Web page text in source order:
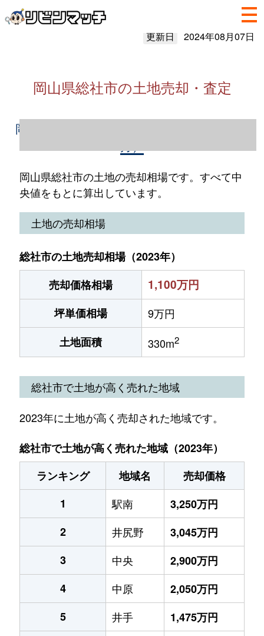
更新日 2024年08月07日
岡山県総社市の土地売却・査定
岡山県総社市の土地売却情報（2023年1～12
岡山県総社市の土地の売却相場です。すべて中
央値をもとに算出しています。
土地の売却相場
総社市の土地売却相場（2023年）
売却価格相場
1,100万円
坪単価相場
9万円
土地面積
330m2
総社市で土地が高く売れた地域
2023年に土地が高く売却された地域です。
総社市で土地が高く売れた地域（2023年）
ランキング
地域名
売却価格
1
駅南
3,250万円
2
井尻野
3,045万円
3
中央
2,900万円
4
中原
2,050万円
5
井手
1,475万円